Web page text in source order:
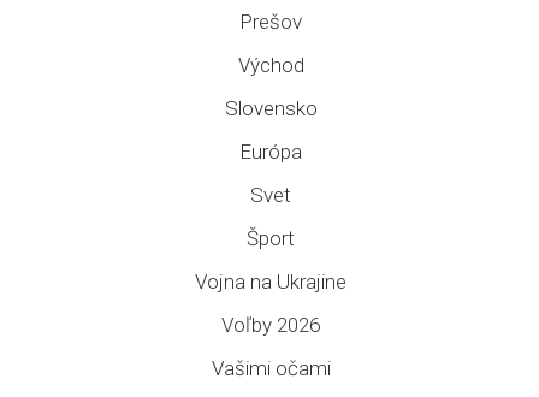
Prešov
Východ
Slovensko
Európa
Svet
Šport
Vojna na Ukrajine
Voľby 2026
Vašimi očami